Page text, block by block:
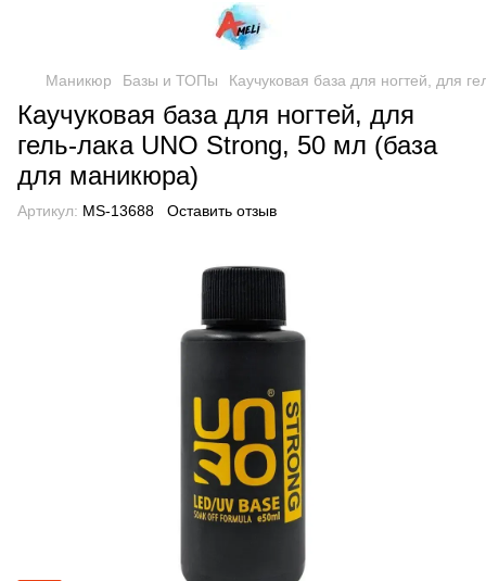
Маникюр Базы и ТОПы Каучуковая база для ногтей, для
Каучуковая база для ногтей, для
гель-лака UNO Strong, 50 мл (база
для маникюра)
Артикул: MS-13688 Оставить отзыв